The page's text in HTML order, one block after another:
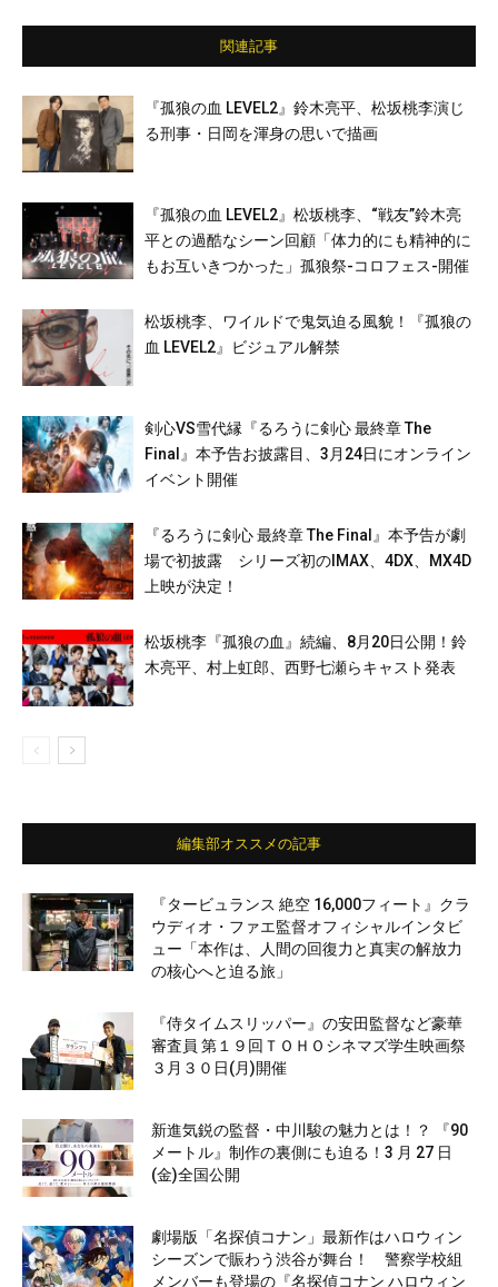
関連記事
『孤狼の血 LEVEL2』鈴木亮平、松坂桃李演じ
る刑事・日岡を渾身の思いで描画
『孤狼の血 LEVEL2』松坂桃李、“戦友”鈴木亮
平との過酷なシーン回顧「体力的にも精神的に
もお互いきつかった」孤狼祭-コロフェス-開催
松坂桃李、ワイルドで鬼気迫る風貌！『孤狼の
血 LEVEL2』ビジュアル解禁
剣心VS雪代縁『るろうに剣心 最終章 The
Final』本予告お披露目、3月24日にオンライン
イベント開催
『るろうに剣心 最終章 The Final』本予告が劇
場で初披露 シリーズ初のIMAX、4DX、MX4D
上映が決定！
松坂桃李『孤狼の血』続編、8月20日公開！鈴
木亮平、村上虹郎、西野七瀬らキャスト発表
編集部オススメの記事
『タービュランス 絶空 16,000フィート』クラ
ウディオ・ファエ監督オフィシャルインタビ
ュー「本作は、人間の回復力と真実の解放力
の核心へと迫る旅」
『侍タイムスリッパー』の安田監督など豪華
審査員 第１９回ＴＯＨＯシネマズ学生映画祭
３月３０日(月)開催
新進気鋭の監督・中川駿の魅力とは！？ 『90
メートル』制作の裏側にも迫る！3 月 27 日
(金)全国公開
劇場版「名探偵コナン」最新作はハロウィン
シーズンで賑わう渋谷が舞台！ 警察学校組
メンバーも登場の『名探偵コナン ハロウィン